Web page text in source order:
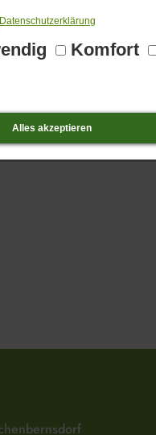
Datenschutzerklärung
Komfort
Alles akzeptieren